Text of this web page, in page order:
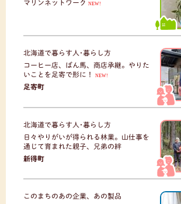
マリンネットワーク
NEW!
北海道で暮らす人･暮らし方
コーヒー店、ばん馬、商店承継。やりた
いことを足寄で形に！
NEW!
足寄町
北海道で暮らす人･暮らし方
日々やりがいが得られる林業。山仕事を
通じて育まれた親子、兄弟の絆
新得町
このまちのあの企業、あの製品